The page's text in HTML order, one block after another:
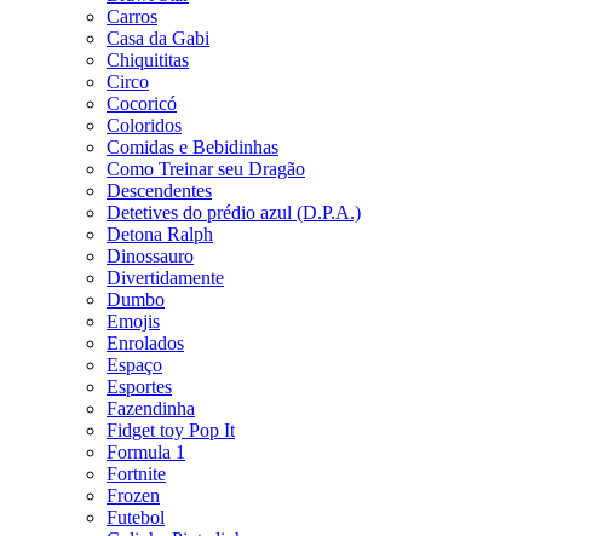
Carros
Casa da Gabi
Chiquititas
Circo
Cocoricó
Coloridos
Comidas e Bebidinhas
Como Treinar seu Dragão
Descendentes
Detetives do prédio azul (D.P.A.)
Detona Ralph
Dinossauro
Divertidamente
Dumbo
Emojis
Enrolados
Espaço
Esportes
Fazendinha
Fidget toy Pop It
Formula 1
Fortnite
Frozen
Futebol